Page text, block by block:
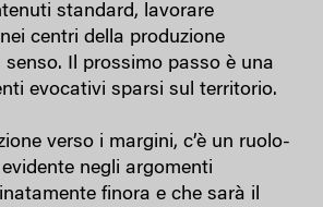
standard, lavorare
centri della produzione
Il prossimo passo è una
evocativi sparsi sul territorio.
verso i margini, c’è un ruolo-
negli argomenti
finora e che sarà il